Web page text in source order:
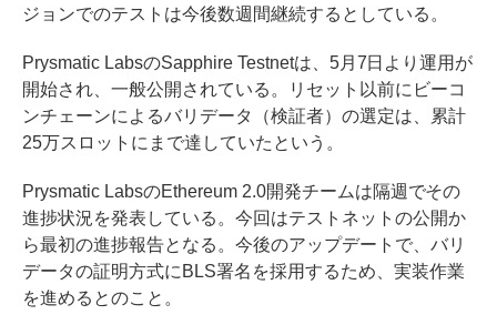
ジョンでのテストは今後数週間継続するとしている。
Prysmatic LabsのSapphire Testnetは、5月7日より運用が
開始され、一般公開されている。リセット以前にビーコ
ンチェーンによるバリデータ（検証者）の選定は、累計
25万スロットにまで達していたという。
Prysmatic LabsのEthereum 2.0開発チームは隔週でその
進捗状況を発表している。今回はテストネットの公開か
ら最初の進捗報告となる。今後のアップデートで、バリ
データの証明方式にBLS署名を採用するため、実装作業
を進めるとのこと。